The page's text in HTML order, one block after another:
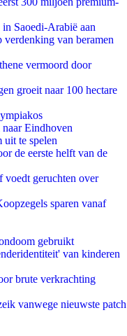
Saoedi-Arabië aan
van beramen
vermoord door
groeit naar 100 hectare
Eindhoven
uit te spelen
de eerste helft van de
voedt geruchten over
sparen vanaf
gebruikt
van kinderen
brute verkrachting
vanwege nieuwste patch